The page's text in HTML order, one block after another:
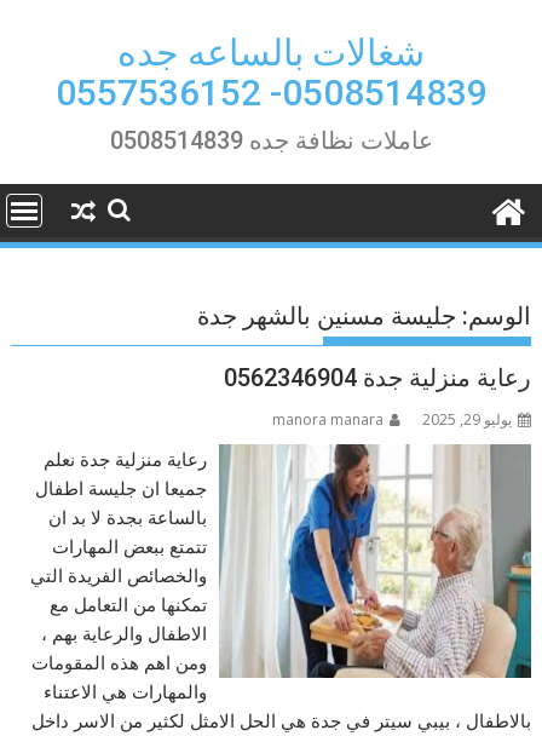
شغالات بالساعه جده
0508514839- 0557536152
عاملات نظافة جده 0508514839
الوسم: جليسة مسنين بالشهر جدة
رعاية منزلية جدة 0562346904
يوليو 29, 2025 manora manara
رعاية منزلية جدة نعلم
جميعا ان جليسة اطفال
بالساعة بجدة لا بد ان
تتمتع ببعض المهارات
والخصائص الفريدة التي
تمكنها من التعامل مع
الاطفال والرعاية بهم ،
ومن اهم هذه المقومات
والمهارات هي الاعتناء
بالاطفال ، بيبي سيتر في جدة هي الحل الامثل لكثير من الاسر داخل